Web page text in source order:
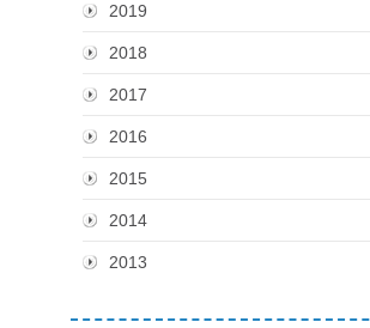
2019
2018
2017
2016
2015
2014
2013